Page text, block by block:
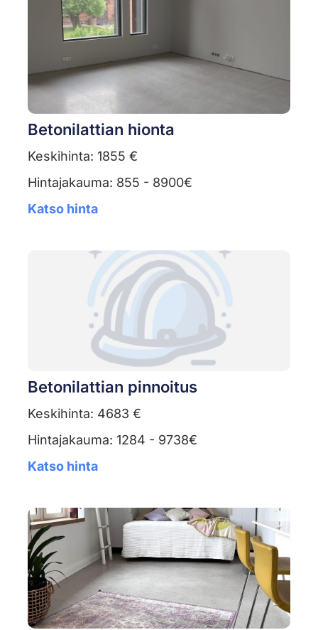
Betonilattian hionta
Keskihinta: 1855 €
Hintajakauma: 855 - 8900€
Katso hinta
Betonilattian pinnoitus
Keskihinta: 4683 €
Hintajakauma: 1284 - 9738€
Katso hinta